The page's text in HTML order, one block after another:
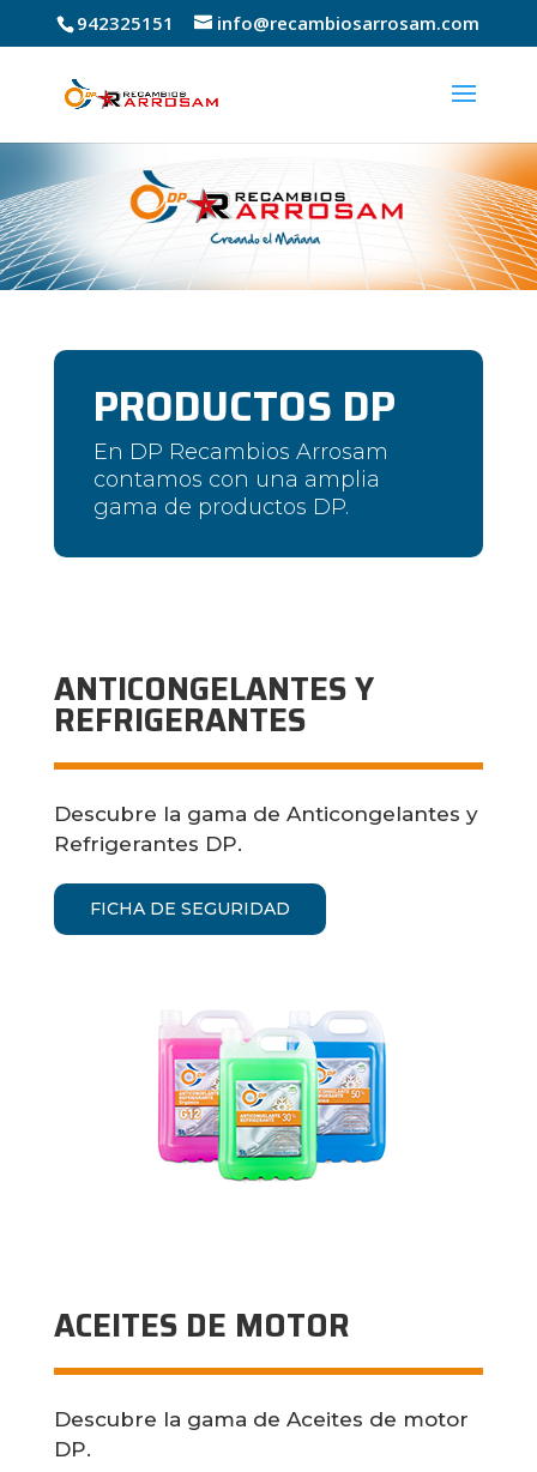
942325151 info@recambiosarrosam.com
PRODUCTOS DP
En DP Recambios Arrosam
contamos con una amplia
gama de productos DP.
ANTICONGELANTES Y
REFRIGERANTES
Descubre la gama de Anticongelantes y
Refrigerantes DP.
FICHA DE SEGURIDAD
ACEITES DE MOTOR
Descubre la gama de Aceites de motor
DP.